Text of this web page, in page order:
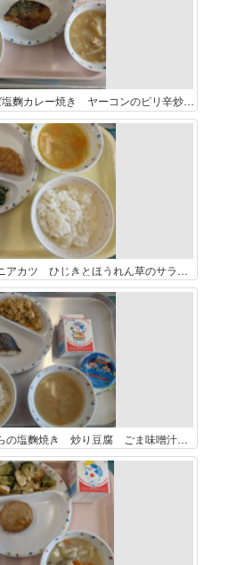
4月26日 ご飯 牛乳 さば塩麴カレー焼き ヤーコンのピリ辛炒め 玉葱とキャベツの味噌汁 オレンジ（1/4個）
5月1日 ご飯 牛乳 ボロニアカツ ひじきとほうれん草のサラダ ポテトのカレースープ
5月2日 ご飯 牛乳 さわらの塩麴焼き 炒り豆腐 ごま味噌汁 こどもの日ゼリー（日向夏ゼリー）